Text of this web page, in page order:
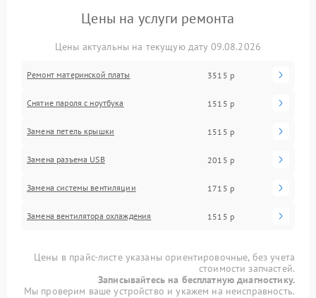
Цены на услуги ремонта
Цены актуальны на текущую дату 09.08.2026
Ремонт материнской платы 3515 р
Снятие пароля с ноутбука 1515 р
Замена петель крышки 1515 р
Замена разъема USB 2015 р
Замена системы вентиляции 1715 р
Замена вентилятора охлаждения 1515 р
Цены в прайс-листе указаны ориентировочные, без учета
стоимости запчастей.
Записывайтесь на бесплатную диагностику.
Мы проверим ваше устройство и укажем на неисправность.